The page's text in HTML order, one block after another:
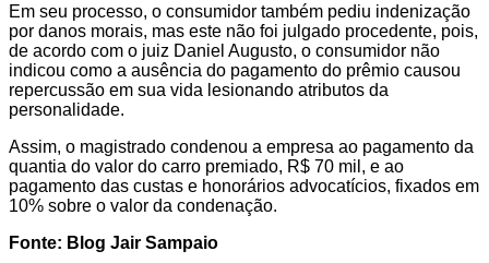
Em seu processo, o consumidor também pediu indenização
por danos morais, mas este não foi julgado procedente, pois,
de acordo com o juiz Daniel Augusto, o consumidor não
indicou como a ausência do pagamento do prêmio causou
repercussão em sua vida lesionando atributos da
personalidade.
Assim, o magistrado condenou a empresa ao pagamento da
quantia do valor do carro premiado, R$ 70 mil, e ao
pagamento das custas e honorários advocatícios, fixados em
10% sobre o valor da condenação.
Fonte: Blog Jair Sampaio